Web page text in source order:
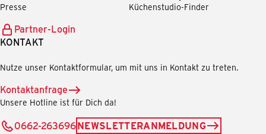
Presse
Küchenstudio-Finder
Partner-Login
KONTAKT
Nutze unser Kontaktformular, um mit uns in Kontakt zu treten.
Kontaktanfrage
Unsere Hotline ist für Dich da!
0662-263696NEWSLETTERANMELDUNG